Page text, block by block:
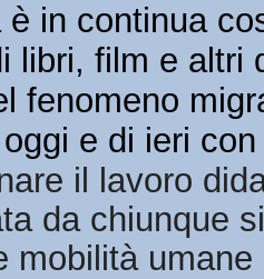
è in continua
libri, film e altri
fenomeno
e di ieri
il lavoro
da chiunque
mobilità